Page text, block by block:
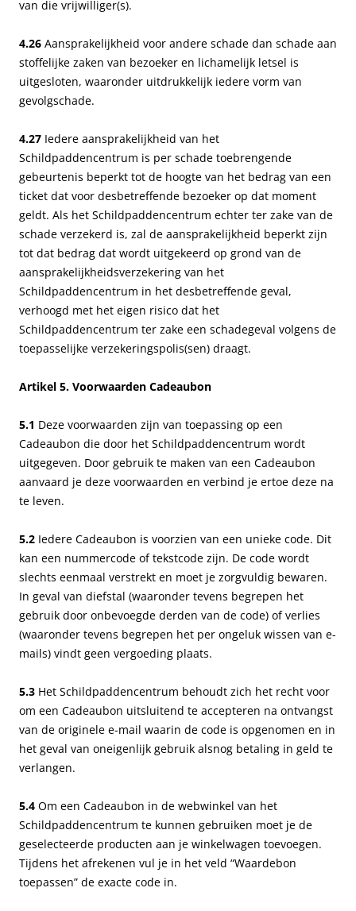
van die vrijwilliger(s).
4.26 Aansprakelijkheid voor andere schade dan schade aan
stoffelijke zaken van bezoeker en lichamelijk letsel is
uitgesloten, waaronder uitdrukkelijk iedere vorm van
gevolgschade.
4.27 Iedere aansprakelijkheid van het
Schildpaddencentrum is per schade toebrengende
gebeurtenis beperkt tot de hoogte van het bedrag van een
ticket dat voor desbetreffende bezoeker op dat moment
geldt. Als het Schildpaddencentrum echter ter zake van de
schade verzekerd is, zal de aansprakelijkheid beperkt zijn
tot dat bedrag dat wordt uitgekeerd op grond van de
aansprakelijkheidsverzekering van het
Schildpaddencentrum in het desbetreffende geval,
verhoogd met het eigen risico dat het
Schildpaddencentrum ter zake een schadegeval volgens de
toepasselijke verzekeringspolis(sen) draagt.
Artikel 5. Voorwaarden Cadeaubon
5.1 Deze voorwaarden zijn van toepassing op een
Cadeaubon die door het Schildpaddencentrum wordt
uitgegeven. Door gebruik te maken van een Cadeaubon
aanvaard je deze voorwaarden en verbind je ertoe deze na
te leven.
5.2 Iedere Cadeaubon is voorzien van een unieke code. Dit
kan een nummercode of tekstcode zijn. De code wordt
slechts eenmaal verstrekt en moet je zorgvuldig bewaren.
In geval van diefstal (waaronder tevens begrepen het
gebruik door onbevoegde derden van de code) of verlies
(waaronder tevens begrepen het per ongeluk wissen van e-
mails) vindt geen vergoeding plaats.
5.3 Het Schildpaddencentrum behoudt zich het recht voor
om een Cadeaubon uitsluitend te accepteren na ontvangst
van de originele e-mail waarin de code is opgenomen en in
het geval van oneigenlijk gebruik alsnog betaling in geld te
verlangen.
5.4 Om een Cadeaubon in de webwinkel van het
Schildpaddencentrum te kunnen gebruiken moet je de
geselecteerde producten aan je winkelwagen toevoegen.
Tijdens het afrekenen vul je in het veld “Waardebon
toepassen” de exacte code in.